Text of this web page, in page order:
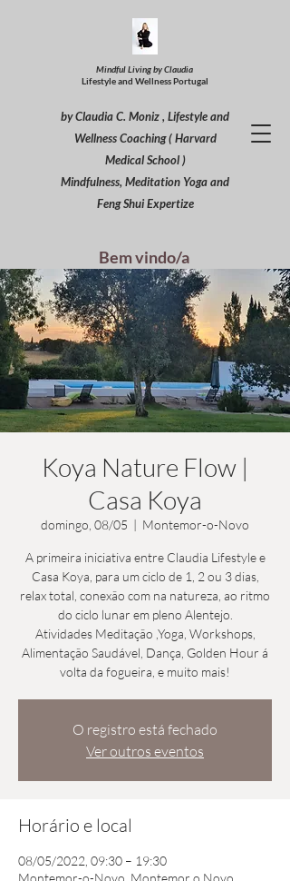
Mindful Living by Claudia
Lifestyle and Wellness Portugal
by Claudia C. Moniz , Lifestyle and
Wellness Coaching ( Harvard
Medical School )
Mindfulness, Meditation Yoga and
Feng Shui Expertize
Bem vindo/a
Koya Nature Flow |
Casa Koya
domingo, 08/05
  |
Montemor-o-Novo
A primeira iniciativa entre Claudia Lifestyle e
Casa Koya, para um ciclo de 1, 2 ou 3 dias,
relax total, conexão com na natureza, ao ritmo
do ciclo lunar em pleno Alentejo.
Atividades Meditação ,Yoga, Workshops,
Alimentação Saudável, Dança, Golden Hour á
O registro está fechado
Ver outros eventos
Horário e local
08/05/2022, 09:30 – 19:30
Montemor-o-Novo, Montemor o Novo,